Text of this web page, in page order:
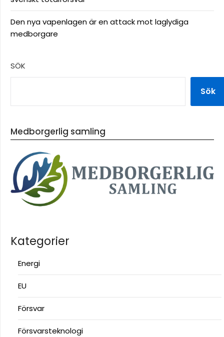
Den nya vapenlagen är en attack mot laglydiga
medborgare
SÖK
Sök
Medborgerlig samling
Kategorier
Energi
EU
Försvar
Försvarsteknologi